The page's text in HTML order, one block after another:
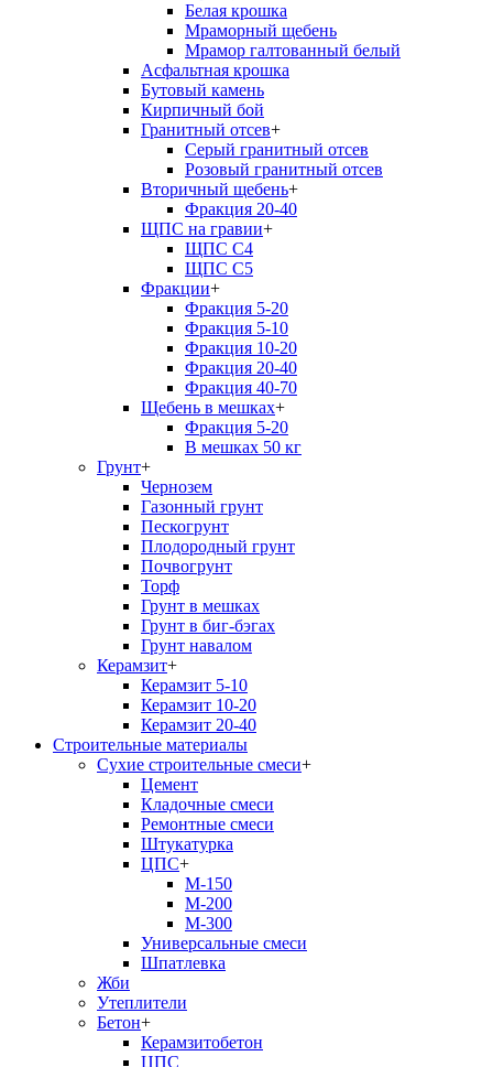
Белая крошка
Мраморный щебень
Мрамор галтованный белый
Асфальтная крошка
Бутовый камень
Кирпичный бой
Гранитный отсев+
Серый гранитный отсев
Розовый гранитный отсев
Вторичный щебень+
Фракция 20-40
ЩПС на гравии+
ЩПС С4
ЩПС С5
Фракции+
Фракция 5-20
Фракция 5-10
Фракция 10-20
Фракция 20-40
Фракция 40-70
Щебень в мешках+
Фракция 5-20
В мешках 50 кг
Грунт+
Чернозем
Газонный грунт
Пескогрунт
Плодородный грунт
Почвогрунт
Торф
Грунт в мешках
Грунт в биг-бэгах
Грунт навалом
Керамзит+
Керамзит 5-10
Керамзит 10-20
Керамзит 20-40
Строительные материалы
Сухие строительные смеси+
Цемент
Кладочные смеси
Ремонтные смеси
Штукатурка
ЦПС+
М-150
М-200
М-300
Универсальные смеси
Шпатлевка
Жби
Утеплители
Бетон+
Керамзитобетон
ЦПС